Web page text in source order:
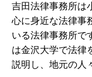
吉田法律事務所は
心に身近な法律事
いる法律事務所で
は金沢大学で法律
説明し、地元の人